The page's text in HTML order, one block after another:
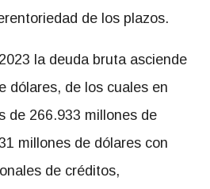
de los plazos.
la deuda bruta asciende
dólares, de los cuales en
de 266.933 millones de
millones de dólares con
de créditos,